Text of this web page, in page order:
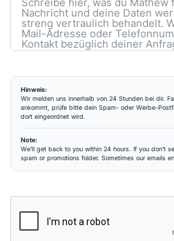
Hinweis:
Wir melden uns innerhalb von 24 Stunden bei dir.
ankommt, prüfe bitte dein Spam- oder Werbe-
dort eingeordnet wird.
Note:
We’ll get back to you within 24 hours. If you don’t
spam or promotions folder. Sometimes our emails